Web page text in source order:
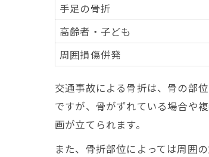
手足の骨折
高齢者・子ども
周囲損傷併発
交通事故による骨折は、骨の部
ですが、骨がずれている場合や
画が立てられます。
また、骨折部位によっては周囲